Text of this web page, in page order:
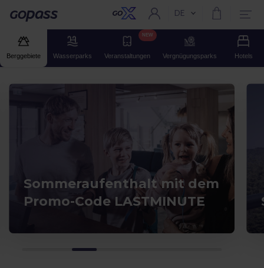
Gopass Aktuelle Sprache:
DE
Berggebiete Wasserparks Veranstaltungen
NEW
Vergnügungsparks Hotels
Sommeraufenthalt mit dem
Promo-Code LASTMINUTE